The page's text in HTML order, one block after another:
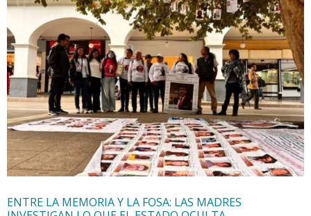
ENTRE LA MEMORIA Y LA FOSA: LAS MADRES